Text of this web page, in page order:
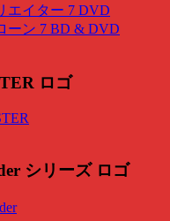
エイター 7 DVD
ーン 7 BD & DVD